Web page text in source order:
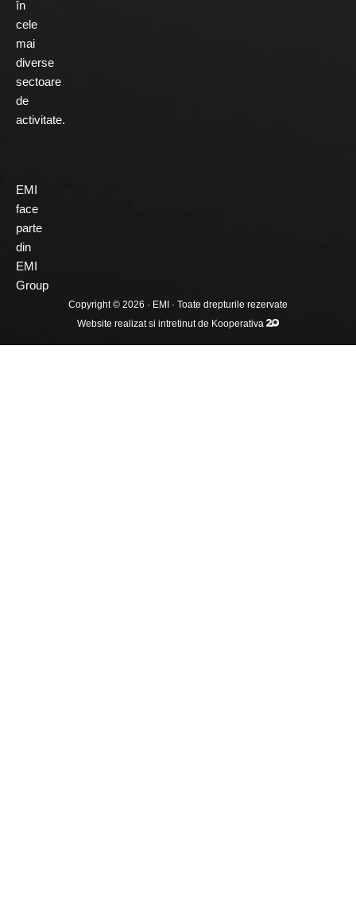
în
cele
mai
diverse
sectoare
de
activitate.
EMI
face
parte
din
EMI
Group
Copyright © 2026 · EMI · Toate drepturile rezervate
Website realizat si intretinut de Kooperativa